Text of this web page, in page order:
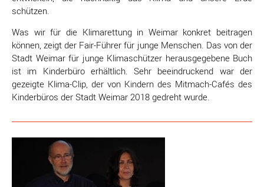
schützen.
Was wir für die Klimarettung in Weimar konkret beitragen
können, zeigt der Fair-Führer für junge Menschen. Das von der
Stadt Weimar für junge Klimaschützer herausgegebene Buch
ist im Kinderbüro erhältlich. Sehr beeindruckend war der
gezeigte Klima-Clip, der von Kindern des Mitmach-Cafés des
Kinderbüros der Stadt Weimar 2018 gedreht wurde.